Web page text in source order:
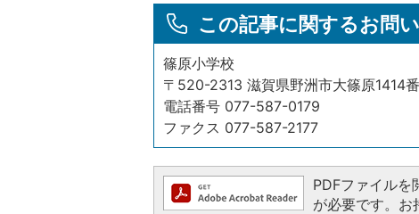
この記事に関するお問
篠原小学校
〒520-2313 滋賀県野洲市大篠原1414
電話番号 077-587-0179
ファクス 077-587-2177
PDFファイルを
が必要です。